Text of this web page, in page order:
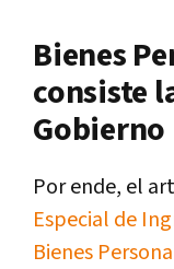
Bienes
consiste
Gobierno
Por ende, el
Especial de
Bienes